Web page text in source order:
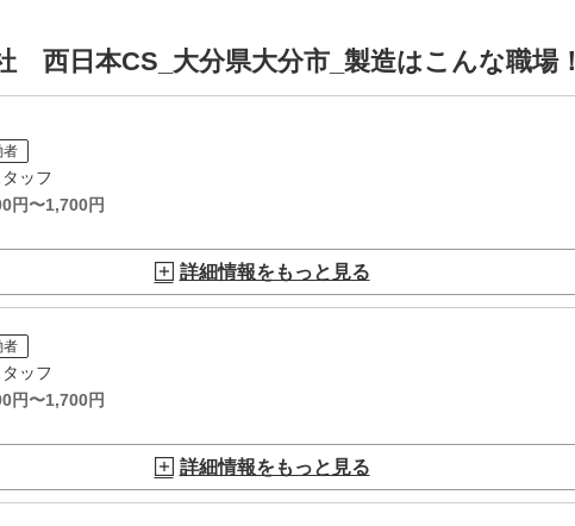
西日本CS_大分県大分市_製造はこんな職場！
者
ッフ
円〜1,700円
詳細情報をもっと見る
者
ッフ
円〜1,700円
詳細情報をもっと見る